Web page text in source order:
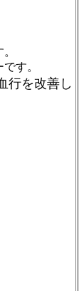
す。
行を改善し